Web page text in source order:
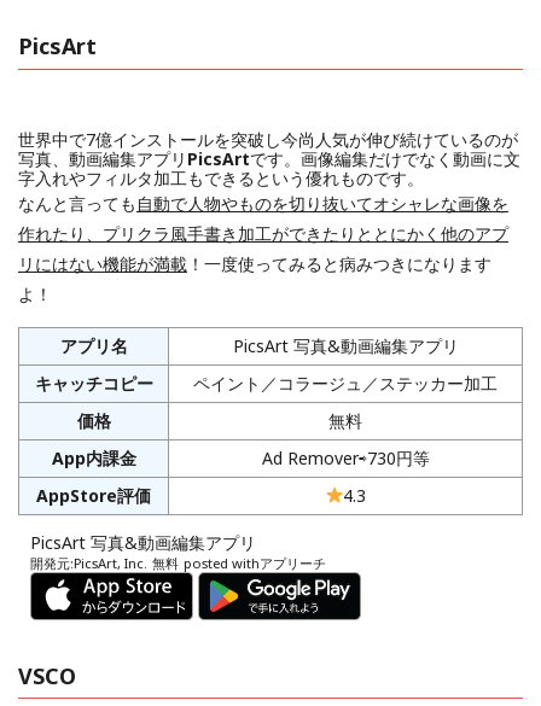
PicsArt
世界中で7億インストールを突破し今尚人気が伸び続けているのが
写真、動画編集アプリ PicsArtです。画像編集だけでなく動画に文
字入れやフィルタ加工もできるという優れものです。
なんと言っても 自動で人物やものを切り抜いてオシャレな画像を
作れたり、プリクラ風手書き加工ができたりととにかく他のアプ
リにはない機能が満載 ！一度使ってみると病みつきになります
よ！
アプリ名
PicsArt 写真&動画編集アプリ
キャッチコピー
ペイント／コラージュ／ステッカー加工
価格
無料
App内課金
Ad Remover⇨730円等
AppStore評価
4.3
PicsArt 写真&動画編集アプリ
開発元:PicsArt, Inc. 無料 posted withアプリーチ
VSCO